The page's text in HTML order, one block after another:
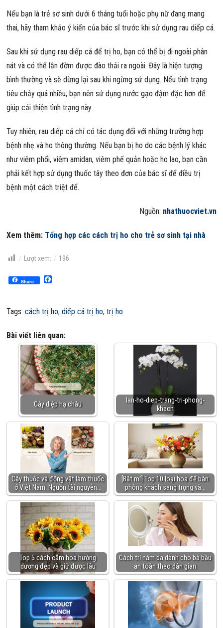
Nếu bạn là trẻ sơ sinh dưới 6 tháng tuổi hoặc phụ nữ đang mang
thai, hãy tham khảo ý kiến của bác sĩ trước khi sử dụng rau diếp cá.
Sau khi sử dụng rau diếp cá để trị ho, bạn có thể bị đi ngoài phân
nát và có thể lẫn đờm được đào thải ra ngoài. Đây là hiện tượng
bình thường và sẽ dừng lại sau khi ngừng sử dụng. Nếu tình trạng
tiêu chảy quá nhiều, bạn nên sử dụng nước gạo đậm đặc hơn để
giúp cải thiện tình trạng này.
Tuy nhiên, rau diếp cá chỉ có tác dụng đối với những trường hợp
bệnh nhẹ và ho thông thường. Nếu bạn bị ho do các bệnh lý khác
như viêm phổi, viêm amidan, viêm phế quản hoặc ho lao, bạn cần
phải kết hợp sử dụng thuốc tây theo đơn của bác sĩ để điều trị
bệnh một cách triệt để.
Nguồn: nhathuocviet.vn
Xem thêm: Tổng hợp các cách trị ho cho trẻ sơ sinh tại nhà
Lượt xem: 196
Share
Tags:cách trị ho,diếp cá trị ho,trị ho
Bài viết liên quan:
Cây diệp hạ châu
lan-ho-diep-trang-tri-phong-
khach
Cây thuốc và động vật làm thuốc
ở Việt Nam: Nguồn tài nguyên…
[Bật mí] Top 10 loại hoa để bàn
phòng khách sang trọng và…
Top 5 cách cắm hoa hướng
dương đẹp và giữ được lâu
Cách trị nám da dành cho bà bầu
an toàn theo dân gian